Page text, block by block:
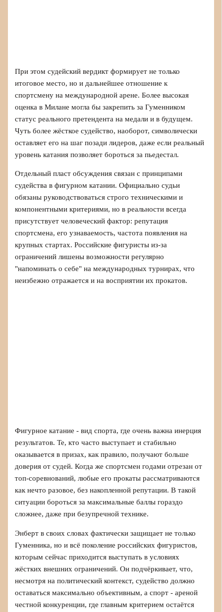
При этом судейский вердикт формирует не только
итоговое место, но и дальнейшее отношение к
спортсмену на международной арене. Более высокая
оценка в Милане могла бы закрепить за Гуменником
статус реального претендента на медали и в будущем.
Чуть более жёсткое судейство, наоборот, символически
оставляет его на шаг позади лидеров, даже если реальный
уровень катания позволяет бороться за пьедестал.
Отдельный пласт обсуждения связан с принципами
судейства в фигурном катании. Официально судьи
обязаны руководствоваться строго техническими и
компонентными критериями, но в реальности всегда
присутствует человеческий фактор: репутация
спортсмена, его узнаваемость, частота появления на
крупных стартах. Российские фигуристы из‑за
ограничений лишены возможности регулярно
"напоминать о себе" на международных турнирах, что
неизбежно отражается и на восприятии их прокатов.
Фигурное катание - вид спорта, где очень важна инерция
результатов. Те, кто часто выступает и стабильно
оказывается в призах, как правило, получают больше
доверия от судей. Когда же спортсмен годами отрезан от
топ‑соревнований, любые его прокаты рассматриваются
как нечто разовое, без накопленной репутации. В такой
ситуации бороться за максимальные баллы гораздо
сложнее, даже при безупречной технике.
Энберт в своих словах фактически защищает не только
Гуменника, но и всё поколение российских фигуристов,
которым сейчас приходится выступать в условиях
жёстких внешних ограничений. Он подчёркивает, что,
несмотря на политический контекст, судейство должно
оставаться максимально объективным, а спорт - ареной
честной конкуренции, где главным критерием остаётся